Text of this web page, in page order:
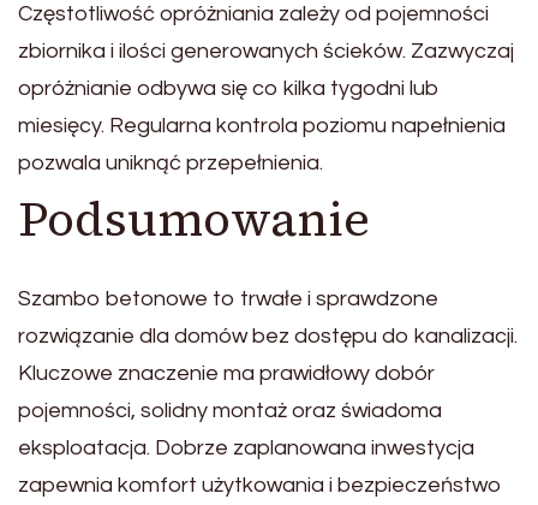
Częstotliwość opróżniania zależy od pojemności
zbiornika i ilości generowanych ścieków. Zazwyczaj
opróżnianie odbywa się co kilka tygodni lub
miesięcy. Regularna kontrola poziomu napełnienia
pozwala uniknąć przepełnienia.
Podsumowanie
Szambo betonowe to trwałe i sprawdzone
rozwiązanie dla domów bez dostępu do kanalizacji.
Kluczowe znaczenie ma prawidłowy dobór
pojemności, solidny montaż oraz świadoma
eksploatacja. Dobrze zaplanowana inwestycja
zapewnia komfort użytkowania i bezpieczeństwo